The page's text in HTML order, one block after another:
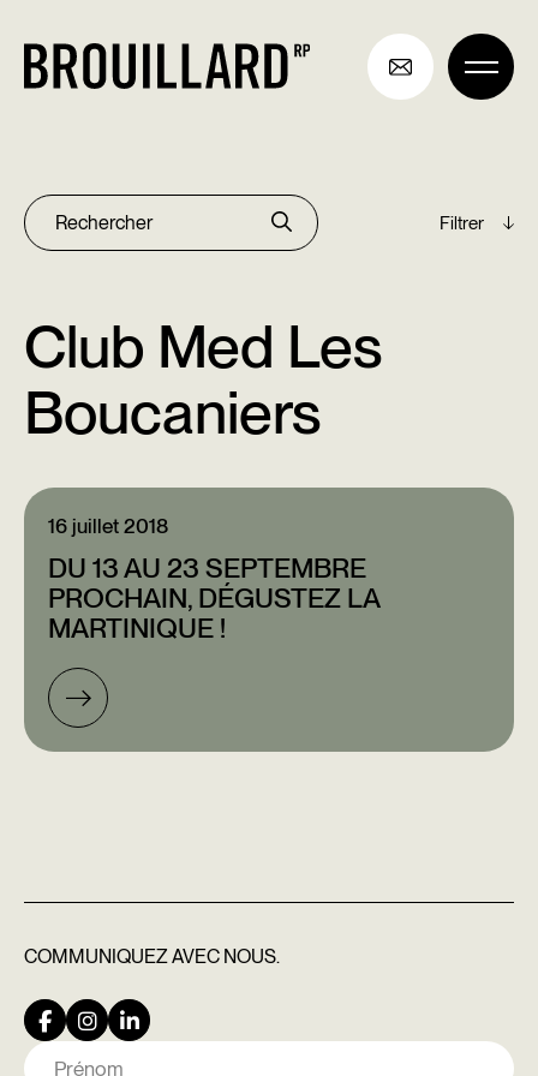
contenu
Club Med Les
Boucaniers
DU 13 AU 23 SEPTEMBRE
PROCHAIN, DÉGUSTEZ LA
MARTINIQUE !
16 juillet 2018
Rechercher : Archives
COMMUNIQUEZAVEC NOUS.
Nom